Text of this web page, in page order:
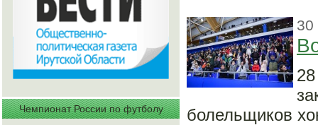
Чемпионат России по футболу
30
болельщиков